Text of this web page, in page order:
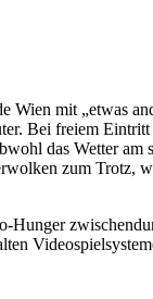
Wien mit „etwas
Bei freiem
das Wetter
zum Trotz,